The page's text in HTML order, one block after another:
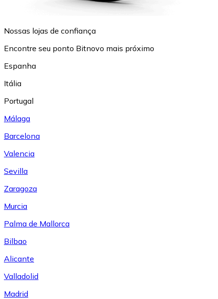
Nossas lojas de confiança
Encontre seu ponto Bitnovo mais próximo
Espanha
Itália
Portugal
Málaga
Barcelona
Valencia
Sevilla
Zaragoza
Murcia
Palma de Mallorca
Bilbao
Alicante
Valladolid
Madrid